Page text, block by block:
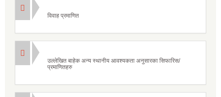
विवाह प्रमाणित
उल्लेखित बाहेक अन्य स्थानीय आवश्यकता अनुसारका सिफारिस/
प्रमाणितहरु